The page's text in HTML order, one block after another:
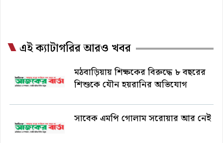
এই ক্যাটাগরির আরও খবর
মঠবাড়িয়ায় শিক্ষকের বিরুদ্ধে ৮ বছরের
শিশুকে যৌন হয়রানির অভিযোগ
সাবেক এমপি গোলাম সরোয়ার আর নেই